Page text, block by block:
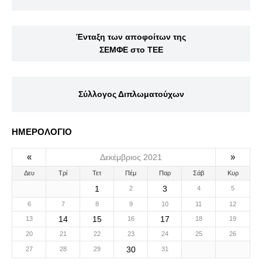
Ένταξη των αποφοίτων της
ΣΕΜΦΕ στο ΤΕΕ
Σύλλογος Διπλωματούχων
ΗΜΕΡΟΛΟΓΙΟ
« Δεκέμβριος 2021 »
Δευ Τρί Τετ Πέμ Παρ Σάβ Κυρ
1 2 3 4 5
6 7 8 9 10 11 12
13 14 15 16 17 18 19
20 21 22 23 24 25 26
27 28 29 30 31